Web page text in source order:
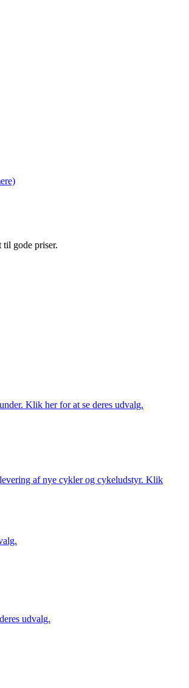
til gode priser.
Klik her for at se deres udvalg.
af nye cykler og cykeludstyr. Klik
udvalg.